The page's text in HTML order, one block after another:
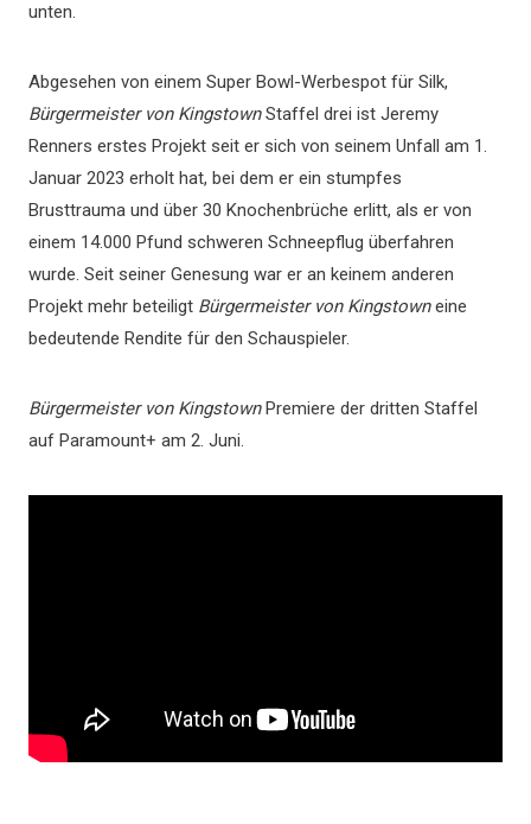
unten.
Abgesehen von einem Super Bowl-Werbespot für Silk,
Bürgermeister von KingstownStaffel drei ist Jeremy
Renners erstes Projekt seit er sich von seinem Unfall am 1.
Januar 2023 erholt hat, bei dem er ein stumpfes
Brusttrauma und über 30 Knochenbrüche erlitt, als er von
einem 14.000 Pfund schweren Schneepflug überfahren
wurde. Seit seiner Genesung war er an keinem anderen
Projekt mehr beteiligt Bürgermeister von Kingstowneine
bedeutende Rendite für den Schauspieler.
Bürgermeister von KingstownPremiere der dritten Staffel
auf Paramount+ am 2. Juni.